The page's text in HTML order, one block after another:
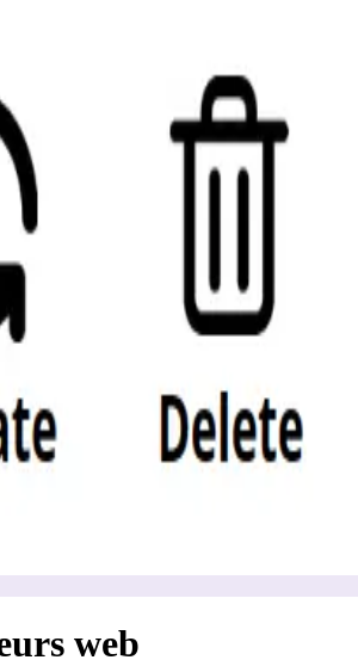
web